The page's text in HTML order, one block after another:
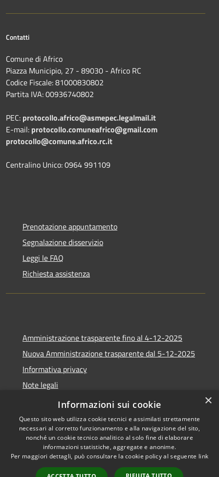
Contatti
Comune di Africo
Piazza Municipio, 27 - 89030 - Africo RC
Codice Fiscale: 81000830802
Partita IVA: 00936740802
PEC: protocollo.africo@asmepec.legalmail.it
E-mail: protocollo.comuneafrico@gmail.com
protocollo@comune.africo.rc.it
Centralino Unico: 0964 991109
Prenotazione appuntamento
Segnalazione disservizio
Leggi le FAQ
Richiesta assistenza
Amministrazione trasparente fino al 4-12-2025
Nuova Amministrazione trasparente dal 5-12-2025
Informativa privacy
Note legali
Dichiarazione di accessibilità
Accessibilità
Copyright © 2026 • Comune di
Africo • Powered by
Municipium• Accesso
×
Informazioni sui cookie
Questo sito web utilizza cookie tecnici e assimilati strettamente
necessari al corretto funzionamento e alla navigazione del sito,
nonché un cookie tecnico analitico al solo fine di elaborare
informazioni statistiche, aggregate e anonime.
Per maggiori dettagli, può consultare la cookie policy al seguente link